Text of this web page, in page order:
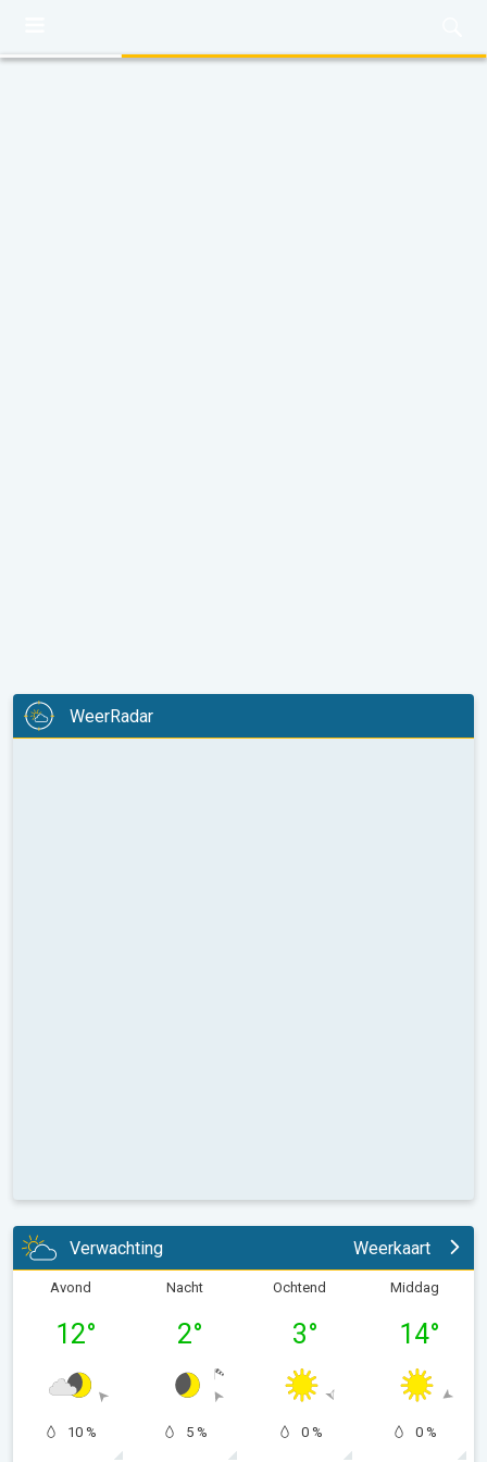
WeerRadar
Verwachting Weerkaart
Avond
12°
10 %
Nacht
2°
5 %
Ochtend
3°
0 %
Middag
14°
0 %